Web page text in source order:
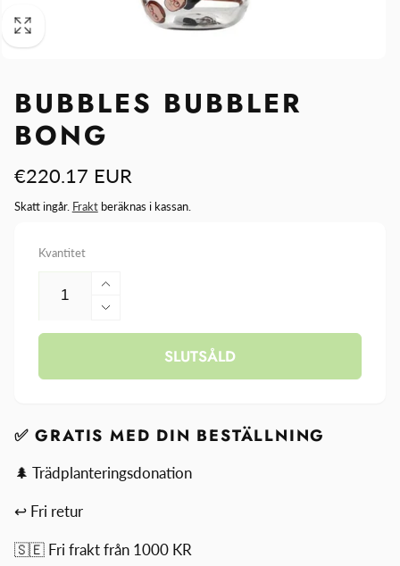
BUBBLES BUBBLER
BONG
Ordinarie
pris
€220.17 EUR
Skatt ingår. Fraktberäknas i kassan.
Kvantitet
Öka
kvantitet
för
Bubbles
Minska
kvantitet
SLUTSÅLD
✅ GRATIS MED DIN BESTÄLLNING
🌲 Trädplanteringsdonation
↩ Fri retur
🇸🇪 Fri frakt från 1000 KR